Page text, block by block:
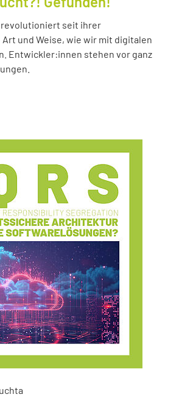
revolutioniert seit ihrer
und Weise, wie wir mit digitalen
Entwickler:innen stehen vor ganz